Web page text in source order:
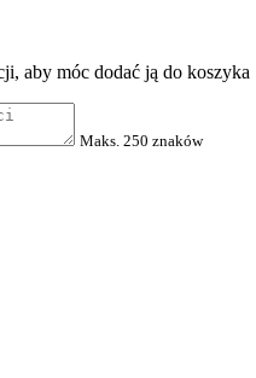
aby móc dodać ją do koszyka
Maks. 250 znaków